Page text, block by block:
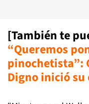
[También te
“Queremos
pinochetista”:
Digno inició su